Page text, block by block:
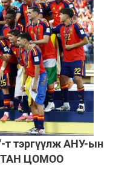
т тэргүүлж АНУ-ын
ЦОМОО